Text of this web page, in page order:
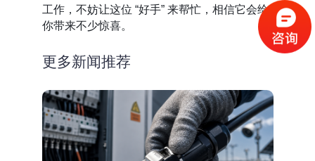
工作，不妨让这位 “好手” 来帮忙，相信它会给
你带来不少惊喜。
更多新闻推荐